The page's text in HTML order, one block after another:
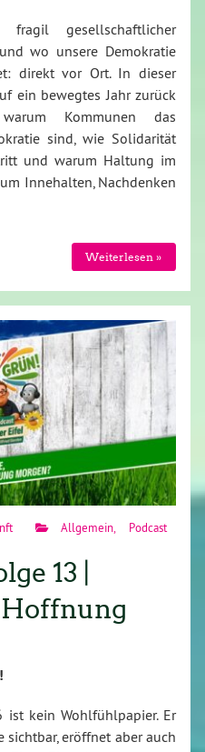
gesellschaftlicher
wo unsere Demokratie
direkt vor Ort. In dieser
ein bewegtes Jahr zurück
Kommunen das
sind, wie Solidarität
und warum Haltung im
Innehalten, Nachdenken
Weiterlesen »
Allgemein
Podcast
13 |
ist kein Wohlfühlpapier. Er
eröffnet aber auch